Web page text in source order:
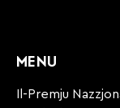
MENU
Il-Premju